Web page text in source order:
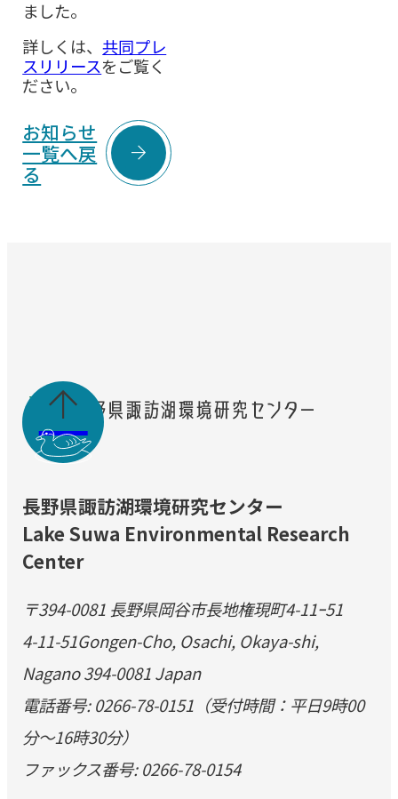
ました。
詳しくは、共同プレ
スリリースをご覧く
ださい。
お知らせ
一覧へ戻
る


長野県諏訪湖環境研究センター
Lake Suwa Environmental Research
Center
〒394-0081 長野県岡谷市長地権現町4-11ｰ51
4-11-51Gongen-Cho, Osachi, Okaya-shi,
Nagano 394-0081 Japan
電話番号: 0266-78-0151（受付時間：平日9時00
分～16時30分）
ファックス番号: 0266-78-0154